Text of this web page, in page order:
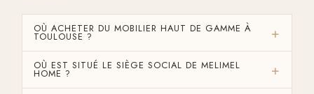
OÙ ACHETER DU MOBILIER HAUT DE GAMME À
TOULOUSE ?
OÙ EST SITUÉ LE SIÈGE SOCIAL DE MELIMEL
HOME ?